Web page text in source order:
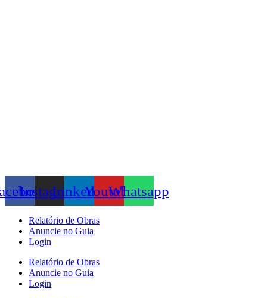
InstagramLinkedinYoutubeWhatsapp
Relatório de Obras
Anuncie no Guia
Login
Relatório de Obras
Anuncie no Guia
Login